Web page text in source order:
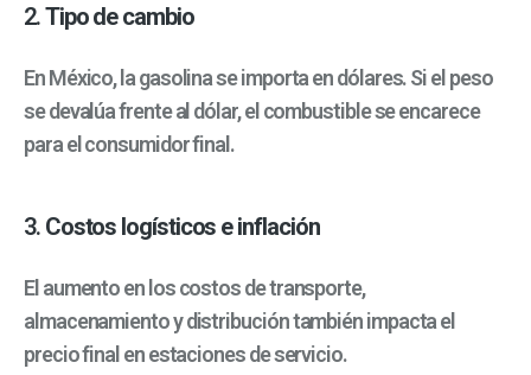
2.Tipo de cambio
En México, la gasolina se importa en dólares. Si el peso
se devalúa frente al dólar, el combustible se encarece
para el consumidor final.
3. Costos logísticos e inflación
El aumento en los costos de transporte,
almacenamiento y distribución también impacta el
precio final en estaciones de servicio.